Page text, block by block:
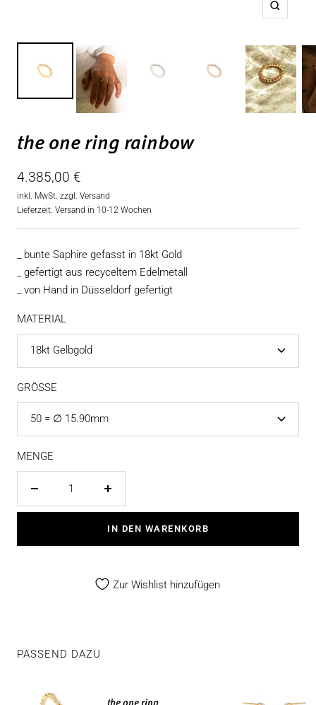
Zoom
the one ring rainbow
Angebotspreis
4.385,00 €
inkl. MwSt. zzgl. Versand
Lieferzeit: Versand in 10-12 Wochen
_ bunte Saphire gefasst in 18kt Gold
_ gefertigt aus recyceltem Edelmetall
_ von Hand in Düsseldorf gefertigt
MATERIAL
18kt Gelbgold
GRÖSSE
50 = ∅ 15.90mm
MENGE
verringern
Menge
erhöhen
IN DEN WARENKORB
Zur Wishlist hinzufügen
PASSEND DAZU